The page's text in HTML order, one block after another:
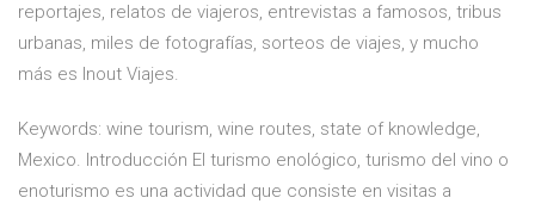
reportajes, relatos de viajeros, entrevistas a famosos, tribus
urbanas, miles de fotografías, sorteos de viajes, y mucho
más es Inout Viajes.
Keywords: wine tourism, wine routes, state of knowledge,
Mexico. Introducción El turismo enológico, turismo del vino o
enoturismo es una actividad que consiste en visitas a